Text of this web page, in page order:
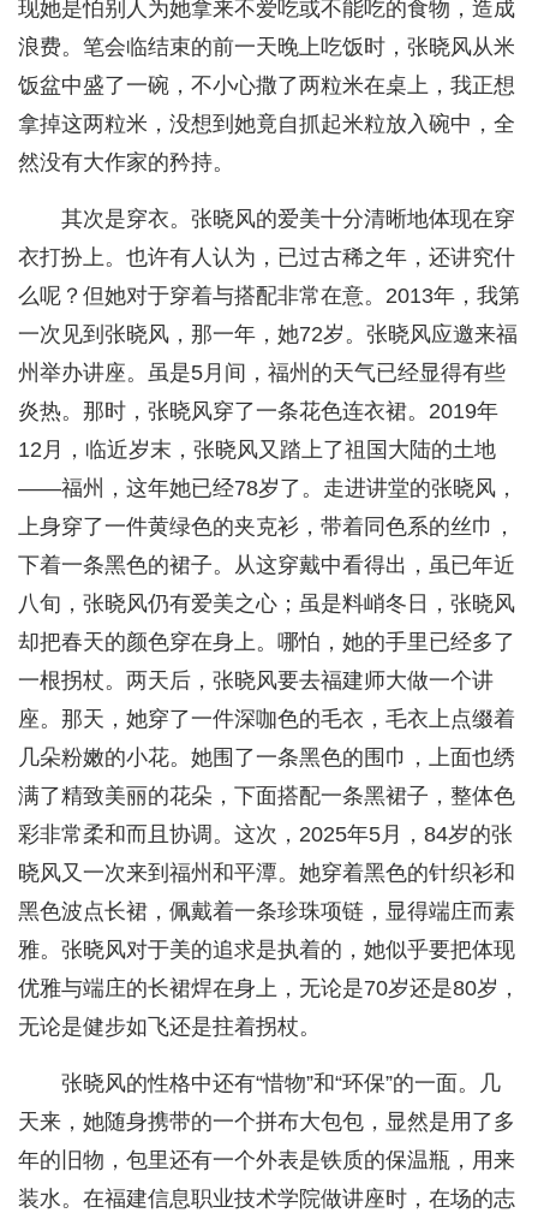
现她是怕别人为她拿来不爱吃或不能吃的食物，造成
浪费。笔会临结束的前一天晚上吃饭时，张晓风从米
饭盆中盛了一碗，不小心撒了两粒米在桌上，我正想
拿掉这两粒米，没想到她竟自抓起米粒放入碗中，全
然没有大作家的矜持。
其次是穿衣。张晓风的爱美十分清晰地体现在穿
衣打扮上。也许有人认为，已过古稀之年，还讲究什
么呢？但她对于穿着与搭配非常在意。2013年，我第
一次见到张晓风，那一年，她72岁。张晓风应邀来福
州举办讲座。虽是5月间，福州的天气已经显得有些
炎热。那时，张晓风穿了一条花色连衣裙。2019年
12月，临近岁末，张晓风又踏上了祖国大陆的土地
——福州，这年她已经78岁了。走进讲堂的张晓风，
上身穿了一件黄绿色的夹克衫，带着同色系的丝巾，
下着一条黑色的裙子。从这穿戴中看得出，虽已年近
八旬，张晓风仍有爱美之心；虽是料峭冬日，张晓风
却把春天的颜色穿在身上。哪怕，她的手里已经多了
一根拐杖。两天后，张晓风要去福建师大做一个讲
座。那天，她穿了一件深咖色的毛衣，毛衣上点缀着
几朵粉嫩的小花。她围了一条黑色的围巾，上面也绣
满了精致美丽的花朵，下面搭配一条黑裙子，整体色
彩非常柔和而且协调。这次，2025年5月，84岁的张
晓风又一次来到福州和平潭。她穿着黑色的针织衫和
黑色波点长裙，佩戴着一条珍珠项链，显得端庄而素
雅。张晓风对于美的追求是执着的，她似乎要把体现
优雅与端庄的长裙焊在身上，无论是70岁还是80岁，
无论是健步如飞还是拄着拐杖。
张晓风的性格中还有“惜物”和“环保”的一面。几
天来，她随身携带的一个拼布大包包，显然是用了多
年的旧物，包里还有一个外表是铁质的保温瓶，用来
装水。在福建信息职业技术学院做讲座时，在场的志